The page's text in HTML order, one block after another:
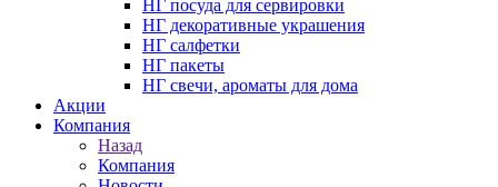
НГ посуда для сервировки
НГ декоративные украшения
НГ салфетки
НГ пакеты
НГ свечи, ароматы для дома
Акции
Компания
Назад
Компания